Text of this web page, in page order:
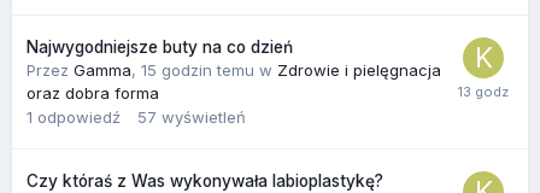
Najwygodniejsze buty na co dzień
Przez Gamma, 15 godzin temu w Zdrowie i pielęgnacja
oraz dobra forma
1 odpowiedź 57 wyświetleń
Czy któraś z Was wykonywała labioplastykę?